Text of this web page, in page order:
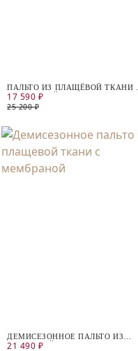
ПАЛЬТО ИЗ ПЛАЩЁВОЙ ТКАНИ С
МЕМБРАНОЙ
17 590 ₽
25 200 ₽
ДЕМИСЕЗОННОЕ ПАЛЬТО ИЗ
ПЛАЩЕВОЙ ТКАНИ С
21 490 ₽